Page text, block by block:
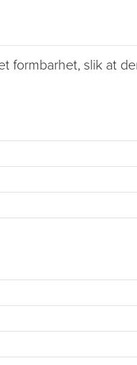
formbarhet, slik at